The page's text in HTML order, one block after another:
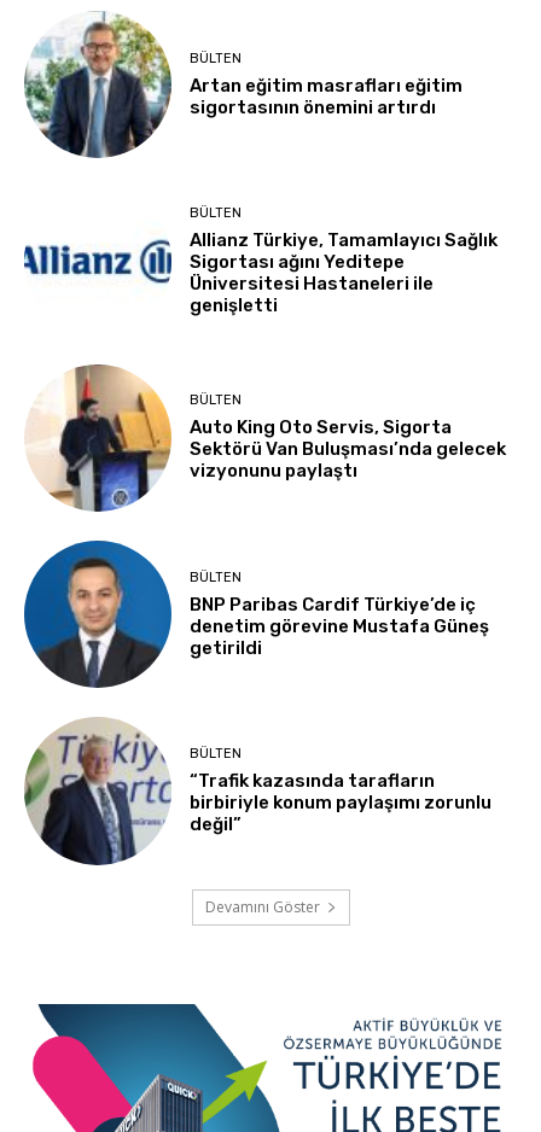
BÜLTEN
Artan eğitim masrafları eğitim
sigortasının önemini artırdı
BÜLTEN
Allianz Türkiye, Tamamlayıcı Sağlık
Sigortası ağını Yeditepe
Üniversitesi Hastaneleri ile
genişletti
BÜLTEN
Auto King Oto Servis, Sigorta
Sektörü Van Buluşması’nda gelecek
vizyonunu paylaştı
BÜLTEN
BNP Paribas Cardif Türkiye’de iç
denetim görevine Mustafa Güneş
getirildi
BÜLTEN
“Trafik kazasında tarafların
birbiriyle konum paylaşımı zorunlu
değil”
Devamını Göster